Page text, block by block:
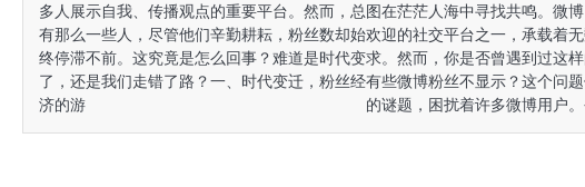
多人展示自我、传播观点的重要平台。然而，总
有那么一些人，尽管他们辛勤耕耘，粉丝数却始
终停滞不前。这究竟是怎么回事？难道是时代变
了，还是我们走错了路？一、时代变迁，粉丝经
济的游
图在茫茫人海中寻找共鸣。微
欢迎的社交平台之一，承载着
求。然而，你是否曾遇到过这
有些微博粉丝不显示？这个问
的谜题，困扰着许多微博用户。